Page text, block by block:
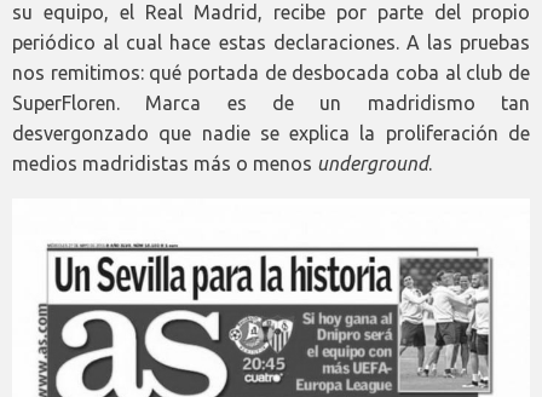
su equipo, el Real Madrid, recibe por parte del propio
periódico al cual hace estas declaraciones. A las pruebas
nos remitimos: qué portada de desbocada coba al club de
SuperFloren. Marca es de un madridismo tan
desvergonzado que nadie se explica la proliferación de
medios madridistas más o menos underground.